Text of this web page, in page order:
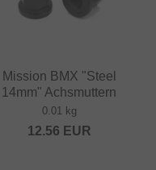
Mission BMX "Steel
14mm" Achsmuttern
0.01 kg
12.56 EUR